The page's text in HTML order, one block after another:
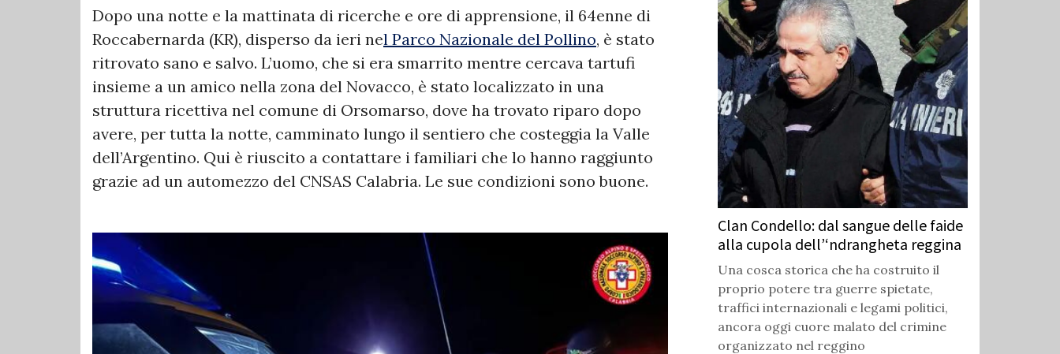
Dopo una notte e la mattinata di ricerche e ore di apprensione, il 64enne di
Roccabernarda (KR), disperso da ieri nel Parco Nazionale del Pollino, è stato
ritrovato sano e salvo. L’uomo, che si era smarrito mentre cercava tartufi
insieme a un amico nella zona del Novacco, è stato localizzato in una
struttura ricettiva nel comune di Orsomarso, dove ha trovato riparo dopo
avere, per tutta la notte, camminato lungo il sentiero che costeggia la Valle
dell’Argentino. Qui è riuscito a contattare i familiari che lo hanno raggiunto
grazie ad un automezzo del CNSAS Calabria. Le sue condizioni sono buone.
Clan Condello: dal sangue delle faide
alla cupola dell’‘ndrangheta reggina
Una cosca storica che ha costruito il
proprio potere tra guerre spietate,
traffici internazionali e legami politici,
ancora oggi cuore malato del crimine
organizzato nel reggino